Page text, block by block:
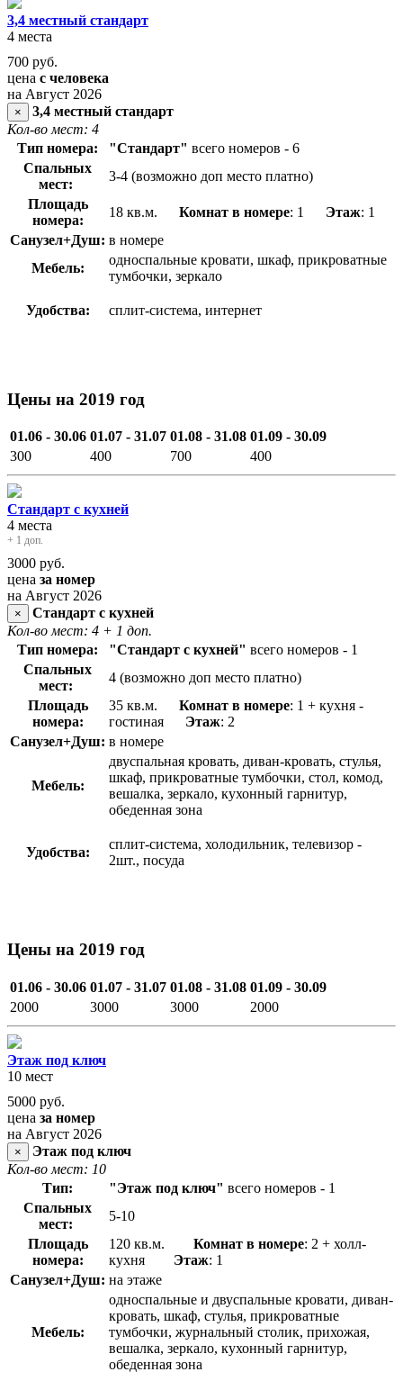
3,4 местный стандарт
4 места
700 руб.
цена с человека
на Август 2026
×
3,4 местный стандарт
Кол-во мест: 4
Тип номера:
"Стандарт" всего номеров - 6
Спальных
мест:
3-4 (возможно доп место платно)
Площадь
номера:
18 кв.м. Комнат в номере: 1 Этаж: 1
Санузел+Душ: в номере
Мебель:
односпальные кровати, шкаф, прикроватные
тумбочки, зеркало
Удобства: сплит-система, интернет
Цены на 2019 год
01.06 - 30.06 01.07 - 31.07 01.08 - 31.08 01.09 - 30.09
300
400 700 400
Стандарт с кухней
4 места
+ 1 доп.
3000 руб.
цена за номер
на Август 2026
×
Стандарт с кухней
Кол-во мест: 4 + 1 доп.
Тип номера:
"Стандарт с кухней" всего номеров - 1
Спальных
мест:
4 (возможно доп место платно)
Площадь
номера:
35 кв.м. Комнат в номере: 1 + кухня -
гостиная Этаж: 2
Санузел+Душ: в номере
Мебель:
двуспальная кровать, диван-кровать, стулья,
шкаф, прикроватные тумбочки, стол, комод,
вешалка, зеркало, кухонный гарнитур,
обеденная зона
Удобства:
сплит-система, холодильник, телевизор -
2шт., посуда
Цены на 2019 год
01.06 - 30.06 01.07 - 31.07 01.08 - 31.08 01.09 - 30.09
2000
3000 3000 2000
Этаж под ключ
10 мест
5000 руб.
цена за номер
на Август 2026
×
Этаж под ключ
Кол-во мест: 10
Тип:
"Этаж под ключ" всего номеров - 1
Спальных
мест:
5-10
Площадь
номера:
120 кв.м. Комнат в номере: 2 + холл-
кухня Этаж: 1
Санузел+Душ: на этаже
Мебель:
односпальные и двуспальные кровати, диван-
кровать, шкаф, стулья, прикроватные
тумбочки, журнальный столик, прихожая,
вешалка, зеркало, кухонный гарнитур,
обеденная зона